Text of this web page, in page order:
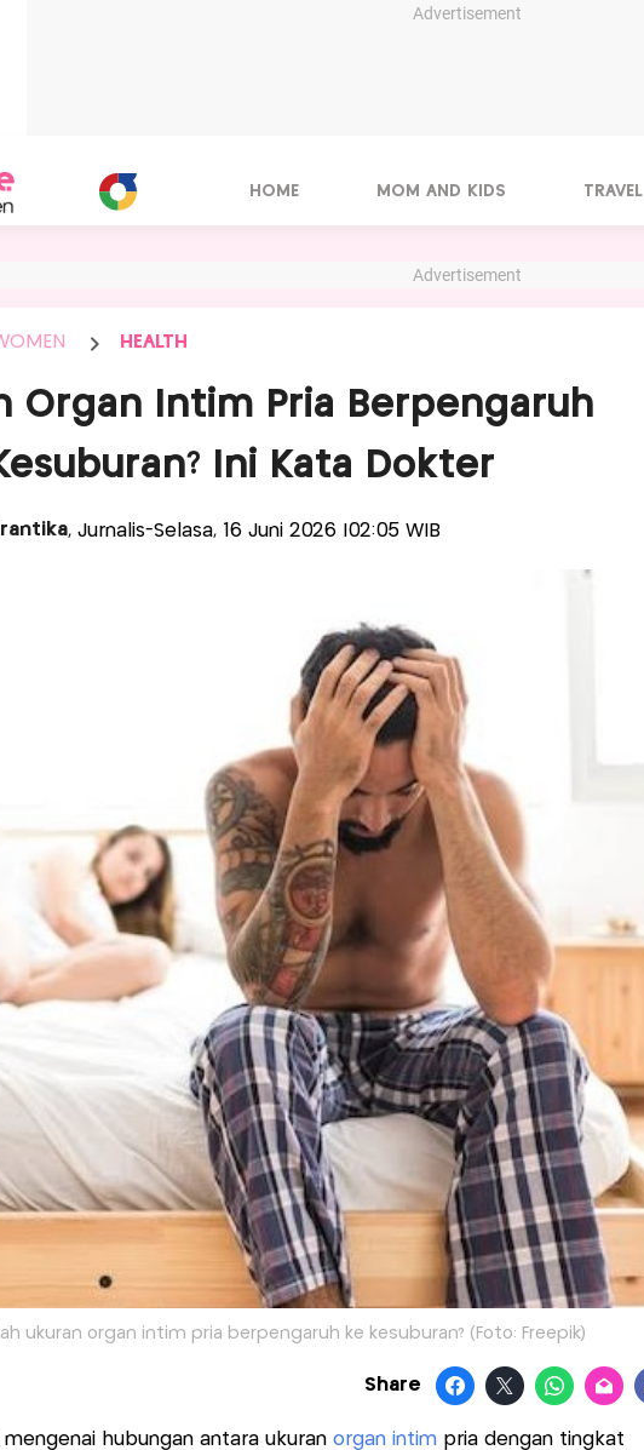
Advertisement
HOME MOM AND KIDS TRAVEL
Advertisement
HEALTH
Organ Intim Pria Berpengaruh
Ini Kata Dokter
, Jurnalis-Selasa, 16 Juni 2026 |02:05 WIB
ukuran organ intim pria berpengaruh ke kesuburan? (Foto: Freepik)
Share
mengenai hubungan antara ukuran organ intimpria dengan tingkat